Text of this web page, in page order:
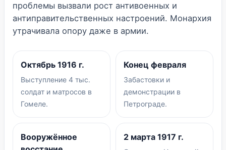
проблемы вызвали рост антивоенных и
антиправительственных настроений. Монархия
утрачивала опору даже в армии.
Октябрь 1916 г.
Выступление 4 тыс.
солдат и матросов в
Гомеле.
Конец февраля
Забастовки и
демонстрации в
Петрограде.
Вооружённое
2 марта 1917 г.